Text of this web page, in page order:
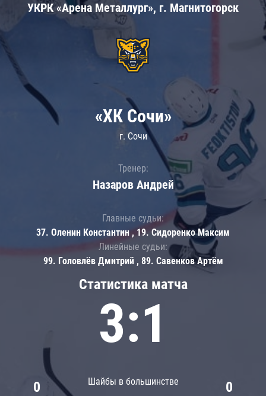
УКРК «Арена Металлург», г. Магнитогорск
Статистика матча
3:1
Шайбы в большинстве
0 0
«ХК Сочи»
г. Сочи
Тренер:
Назаров Андрей
Главные судьи:
37. Оленин Константин , 19. Сидоренко Максим
Линейные судьи:
99. Головлёв Дмитрий , 89. Савенков Артём